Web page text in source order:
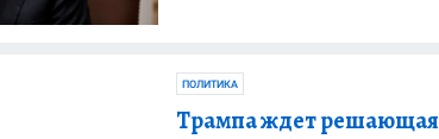
ПОЛИТИКА
Трампа ждет решающая